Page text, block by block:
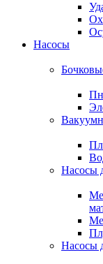
Насосы
Насосы
Насосы